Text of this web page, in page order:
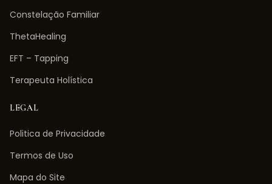
Constelação Familiar
ThetaHealing
EFT – Tapping
Terapeuta Holística
LEGAL
Politica de Privacidade
Termos de Uso
Mapa do Site